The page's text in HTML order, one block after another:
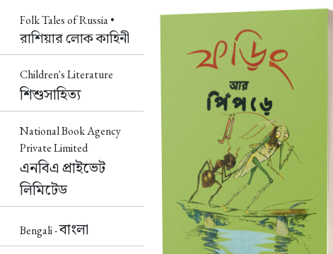
Folk Tales of Russia •
রাশিয়ার লোক কাহিনী
Children's Literature
শিশুসাহিত্য
National Book Agency
Private Limited
এনবিএ প্রাইভেট
লিমিটেড
Bengali -বাংলা